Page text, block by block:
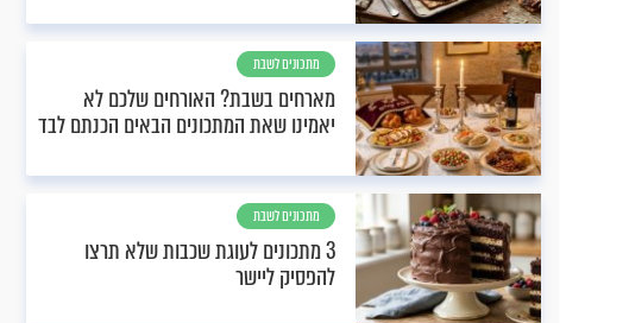
מתכונים לשבת
מארחים בשבת? האורחים שלכם לא
יאמינו שאת המתכונים הבאים הכנתם לבד
מתכונים לשבת
3 מתכונים לעוגת שכבות שלא תרצו
להפסיק ליישר